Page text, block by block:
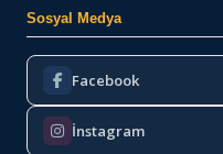
Sosyal Medya
Facebook
İnstagram